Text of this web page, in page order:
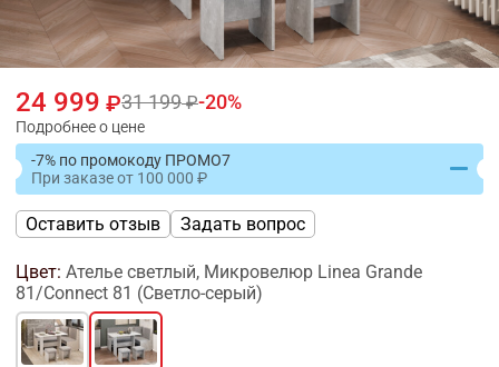
24 999 31 199 20
Подробнее о цене
-7% по промокоду ПРОМО7
При заказеот 100 000
Оставить отзыв Задать вопрос
Цвет: Ателье светлый, Микровелюр Linea Grande
81/Connect 81 (Светло-серый)